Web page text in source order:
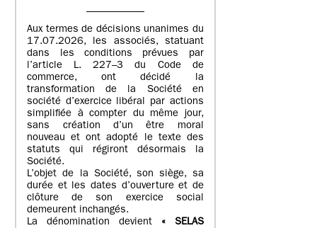
Aux termes de décisions unanimes du
17.07.2026, les associés, statuant
dans les conditions prévues par
l’article L. 227–3 du Code de
commerce, ont décidé la
transformation de la Société en
société d’exercice libéral par actions
simplifiée à compter du même jour,
sans création d’un être moral
nouveau et ont adopté le texte des
statuts qui régiront désormais la
Société.
L’objet de la Société, son siège, sa
durée et les dates d’ouverture et de
clôture de son exercice social
demeurent inchangés.
La dénomination devient « SELAS